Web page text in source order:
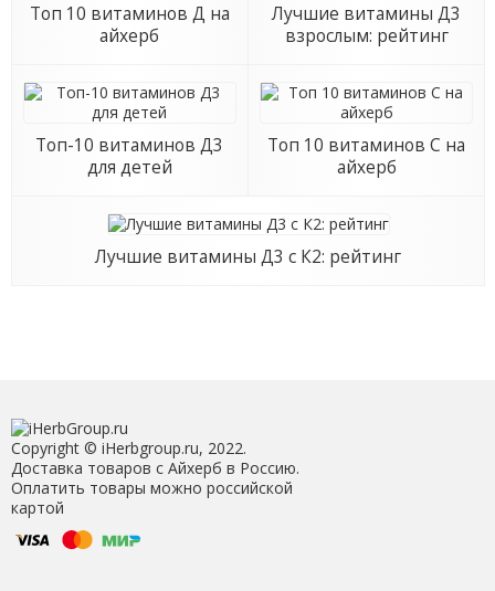
Топ 10 витаминов Д на
айхерб
Лучшие витамины Д3
взрослым: рейтинг
Топ-10 витаминов Д3
для детей
Топ 10 витаминов С на
айхерб
Лучшие витамины Д3 с К2: рейтинг
Copyright © iHerbgroup.ru, 2022.
Доставка товаров с Айхерб в Россию.
Оплатить товары можно российской
картой